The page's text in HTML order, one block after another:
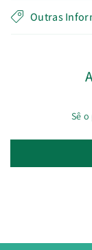
Outras
Sê